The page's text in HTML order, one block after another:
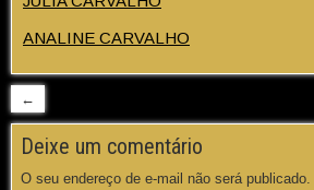
ANALINE CARVALHO
←
Deixe um comentário
O seu endereço de e-mail não será publicado.